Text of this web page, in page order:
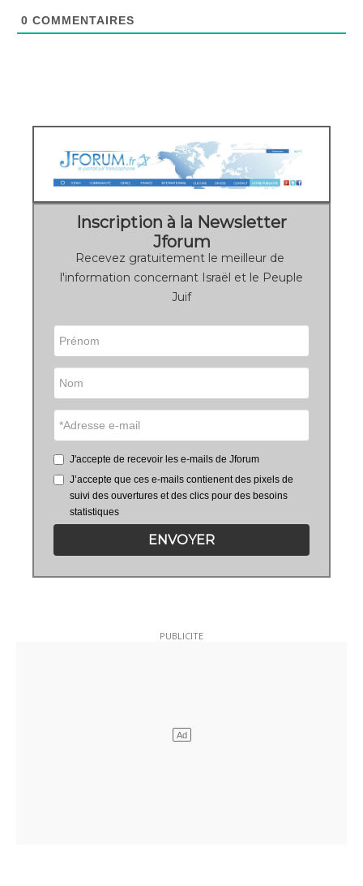
0 COMMENTAIRES
Inscription à la Newsletter
Jforum
Recevez gratuitement le meilleur de
l'information concernant Israël et le Peuple
Juif
J'accepte de recevoir les e-mails de Jforum
J’accepte que ces e-mails contienent des pixels de
suivi des ouvertures et des clics pour des besoins
statistiques
ENVOYER